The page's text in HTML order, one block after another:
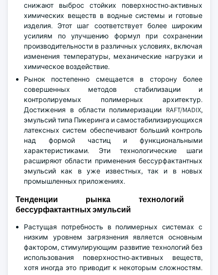
снижают выброс стойких поверхностно-активных
химических веществ в водные системы и готовые
изделия. Этот шаг соответствует более широким
усилиям по улучшению формул при сохранении
производительности в различных условиях, включая
изменения температуры, механические нагрузки и
химическое воздействие.
Рынок постепенно смещается в сторону более
совершенных методов стабилизации и
контролируемых полимерных архитектур.
Достижения в области полимеризации RAFT/MADIX,
эмульсий типа Пикеринга и самостабилизирующихся
латексных систем обеспечивают больший контроль
над формой частиц и функциональными
характеристиками. Эти технологические шаги
расширяют области применения бессурфактантных
эмульсий как в уже известных, так и в новых
промышленных приложениях.
Тенденции рынка технологий
бессурфактантных эмульсий
Растущая потребность в полимерных системах с
низким уровнем загрязнения является основным
фактором, стимулирующим развитие технологий без
использования поверхностно-активных веществ,
хотя иногда это приводит к некоторым сложностям.